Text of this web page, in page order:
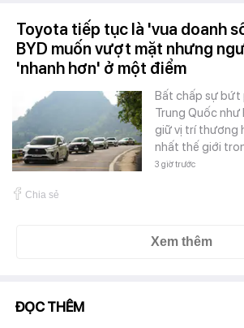
Toyota tiếp tục là 'vua doanh
BYD muốn vượt mặt nhưng
'nhanh hơn' ở một điểm
Bất chấp sự bứt
Trung Quốc
giữ vị trí thương
nhất thế giới
3 giờ trước
Chia sẻ
Xem thêm
ĐỌC THÊM